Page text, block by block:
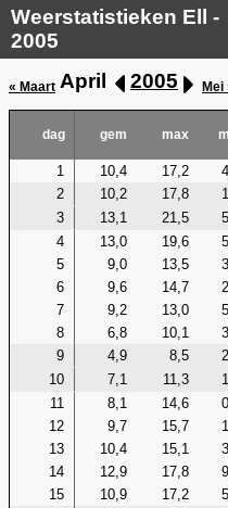
Weerstatistieken Ell -
2005
« Maart April 2005 Mei
dag gem max
1 10,4 17,2
2
10,2 17,8
3
13,1 21,5
4
13,0 19,6
5
9,0 13,5
6
9,6 14,7
7
9,2 13,0
8
6,8 10,1
9
4,9 8,5
10
7,1 11,3
11
8,1 14,6
12
9,7 15,7
13
10,4 15,1
14
12,9 17,8
15
10,9 17,2